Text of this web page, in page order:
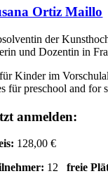
Ortiz Maillo
der
und Dozentin in
Kinder im
für preschool and for
anmelden:
128,00 €
12freie